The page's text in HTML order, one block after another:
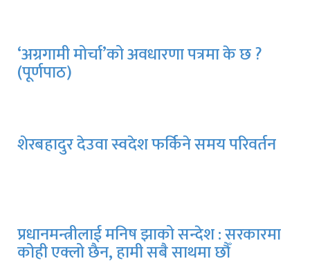
‘अग्रगामी मोर्चा’को अवधारणा पत्रमा के छ ?
(पूर्णपाठ)
शेरबहादुर देउवा स्वदेश फर्किने समय परिवर्तन
प्रधानमन्त्रीलाई मनिष झाको सन्देश : सरकारमा
कोही एक्लो छैन, हामी सबै साथमा छौँ